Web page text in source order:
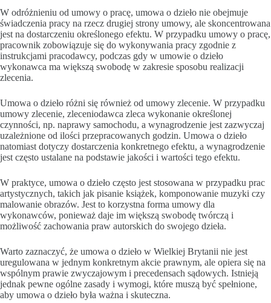
W odróżnieniu od umowy o pracę, umowa o dzieło nie obejmuje
świadczenia pracy na rzecz drugiej strony umowy, ale skoncentrowana
jest na dostarczeniu określonego efektu. W przypadku umowy o pracę,
pracownik zobowiązuje się do wykonywania pracy zgodnie z
instrukcjami pracodawcy, podczas gdy w umowie o dzieło
wykonawca ma większą swobodę w zakresie sposobu realizacji
zlecenia.
Umowa o dzieło różni się również od umowy zlecenie. W przypadku
umowy zlecenie, zleceniodawca zleca wykonanie określonej
czynności, np. naprawy samochodu, a wynagrodzenie jest zazwyczaj
uzależnione od ilości przepracowanych godzin. Umowa o dzieło
natomiast dotyczy dostarczenia konkretnego efektu, a wynagrodzenie
jest często ustalane na podstawie jakości i wartości tego efektu.
W praktyce, umowa o dzieło często jest stosowana w przypadku prac
artystycznych, takich jak pisanie książek, komponowanie muzyki czy
malowanie obrazów. Jest to korzystna forma umowy dla
wykonawców, ponieważ daje im większą swobodę twórczą i
możliwość zachowania praw autorskich do swojego dzieła.
Warto zaznaczyć, że umowa o dzieło w Wielkiej Brytanii nie jest
uregulowana w jednym konkretnym akcie prawnym, ale opiera się na
wspólnym prawie zwyczajowym i precedensach sądowych. Istnieją
jednak pewne ogólne zasady i wymogi, które muszą być spełnione,
aby umowa o dzieło była ważna i skuteczna.